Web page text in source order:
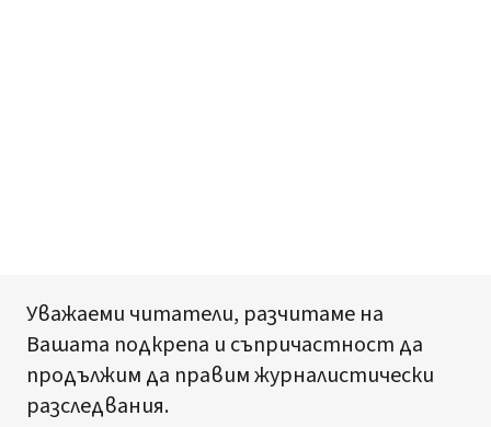
Уважаеми читатели, разчитаме на
Вашата подкрепа и съпричастност да
продължим да правим журналистически
разследвания.